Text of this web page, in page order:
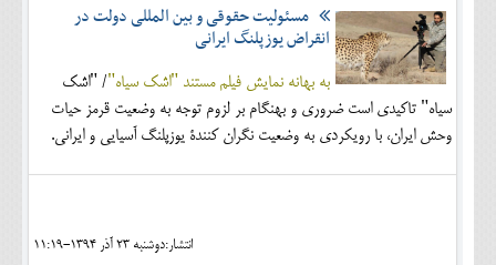
مسئولیت حقوقی و بین المللی دولت در
انقراض یوزپلنگ ایرانی
به بهانه نمایش فیلم مستند "اشک سیاه"/ "اشک
سیاه" تاکیدی است ضروری و بهنگام بر لزوم توجه به وضعیت قرمز حیات
وحش ایران، با رویکردی به وضعیت نگران کنندۀ یوزپلنگ آسیایی و ایرانی.
انتشار:دوشنبه 23 آذر 1394-11:19